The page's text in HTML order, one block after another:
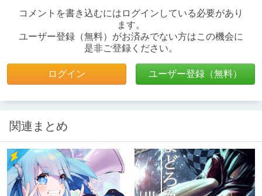
コメントを書き込むにはログインしている必要があり
ます。
ユーザー登録（無料）がお済みでない方はこの機会に
是非ご登録ください。
ログイン ユーザー登録（無料）
関連まとめ